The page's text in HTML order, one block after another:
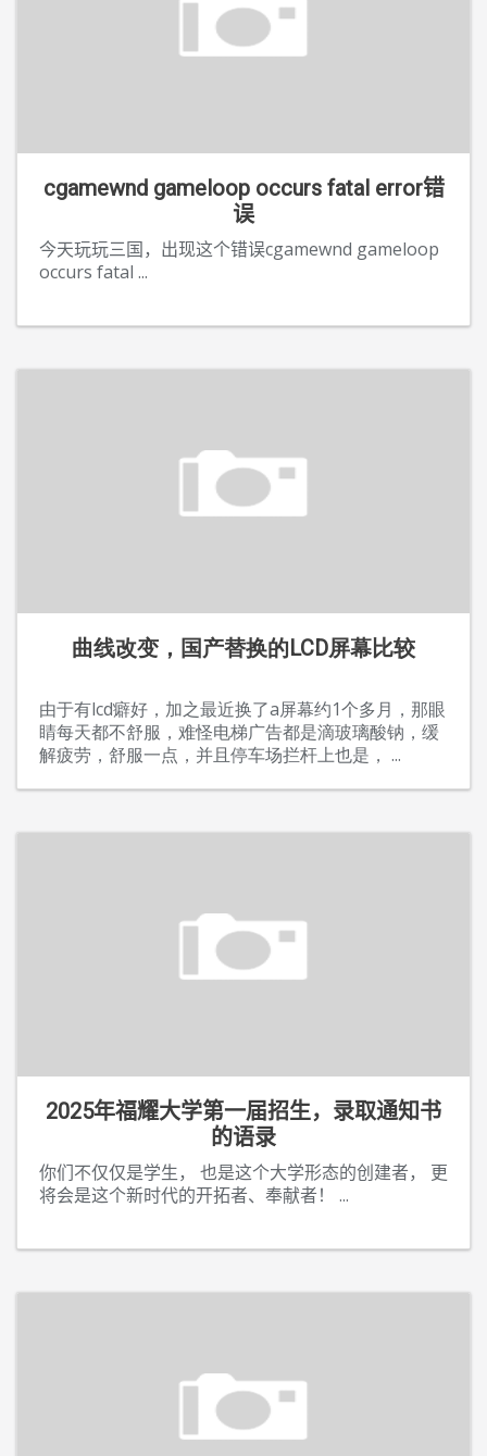
cgamewnd gameloop occurs fatal error错
误
今天玩玩三国，出现这个错误cgamewnd gameloop
occurs fatal ...
曲线改变，国产替换的LCD屏幕比较
由于有lcd癖好，加之最近换了a屏幕约1个多月，那眼
睛每天都不舒服，难怪电梯广告都是滴玻璃酸钠，缓
解疲劳，舒服一点，并且停车场拦杆上也是， ...
2025年福耀大学第一届招生，录取通知书
的语录
你们不仅仅是学生， 也是这个大学形态的创建者， 更
将会是这个新时代的开拓者、奉献者！ ...